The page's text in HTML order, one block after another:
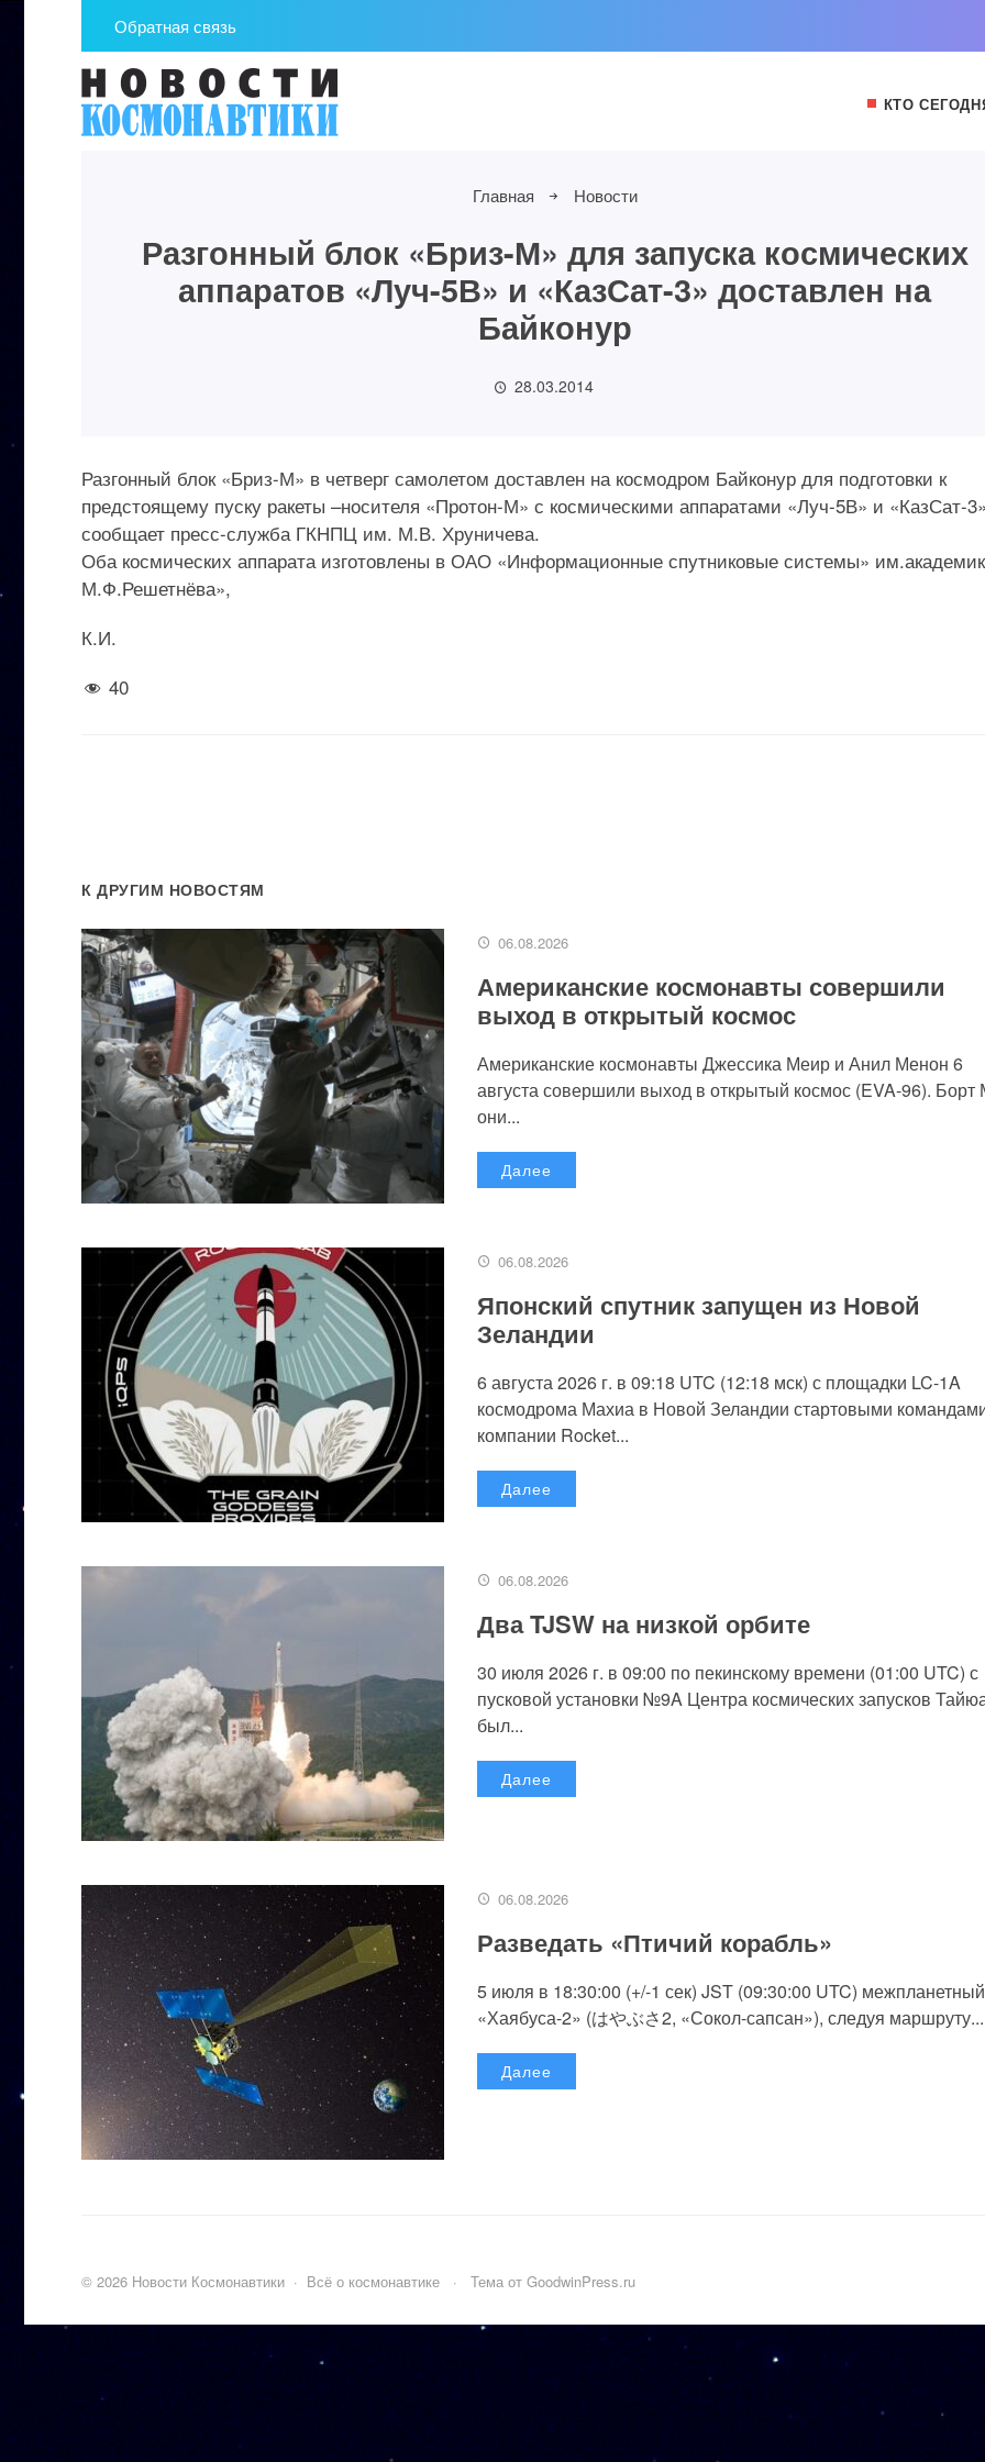
Обратная связь
КТО
Главная Новости
Разгонный блок «Бриз-М» для запуска космических
аппаратов «Луч-5В» и «КазСат-3» доставлен на
Байконур
28.03.2014
Разгонный блок «Бриз-М» в четверг самолетом доставлен на космодром Байконур для подготовки к
предстоящему пуску ракеты –носителя «Протон-М» с космическими аппаратами «Луч-5В» и «КазСат-
сообщает пресс-служба ГКНПЦ им. М.В. Хруничева.
Оба космических аппарата изготовлены в ОАО «Информационные спутниковые системы»
М.Ф.Решетнёва»,
К.И.
40
К ДРУГИМ НОВОСТЯМ
06.08.2026
Американские космонавты совершили
выход в открытый космос
Американские космонавты Джессика Меир и Анил Менон 6
августа совершили выход в открытый космос (EVA-96).
они...
Далее
06.08.2026
Японский спутник запущен из Новой
Зеландии
6 августа 2026 г. в 09:18 UTC (12:18 мск) с площадки LC-1A
космодрома Махиа в Новой Зеландии стартовыми
компании Rocket...
Далее
06.08.2026
Два TJSW на низкой орбите
30 июля 2026 г. в 09:00 по пекинскому времени (01:00 UTC) с
пусковой установки №9A Центра космических запусков
был...
Далее
06.08.2026
Разведать «Птичий корабль»
5 июля в 18:30:00 (+/-1 сек) JST (09:30:00 UTC)
«Хаябуса-2» (はやぶさ2, «Сокол-сапсан»), следуя маршруту...
Далее
© 2026 Новости Космонавтики · Всё о космонавтике · Тема от GoodwinPress.ru